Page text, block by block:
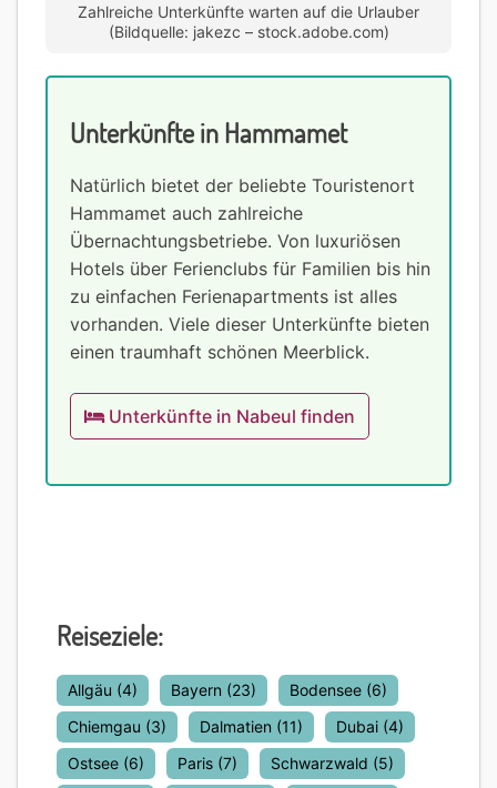
Zahlreiche Unterkünfte warten auf die Urlauber
(Bildquelle: jakezc – stock.adobe.com)
Unterkünfte in Hammamet
Natürlich bietet der beliebte Touristenort
Hammamet auch zahlreiche
Übernachtungsbetriebe. Von luxuriösen
Hotels über Ferienclubs für Familien bis hin
zu einfachen Ferienapartments ist alles
vorhanden. Viele dieser Unterkünfte bieten
einen traumhaft schönen Meerblick.
Unterkünfte in Nabeul finden
Reiseziele:
Allgäu (4) Bayern (23) Bodensee (6)
Chiemgau (3) Dalmatien (11) Dubai (4)
Ostsee (6) Paris (7) Schwarzwald (5)